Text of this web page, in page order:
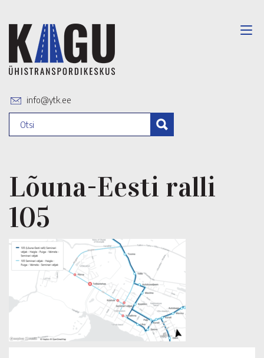
info@ytk.ee
Lõuna-Eesti ralli
105